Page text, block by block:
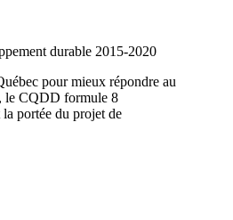
durable 2015-2020
pour mieux répondre au
le CQDD formule 8
portée du projet de